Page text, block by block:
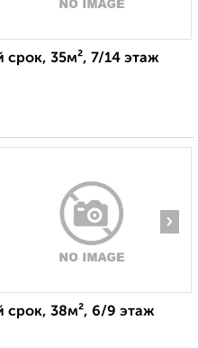
срок, 35м², 7/14 этаж
›
срок, 38м², 6/9 этаж